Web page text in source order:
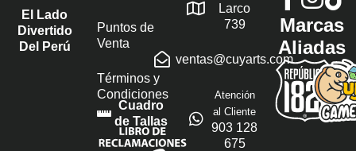
El Lado
Divertido
Del Perú
Puntos de
Venta
Términos y
Condiciones
Cuadro
de Tallas
Larco
739
ventas@cuyarts.com
Atención
al Cliente
903 128
675
Marcas
Aliadas